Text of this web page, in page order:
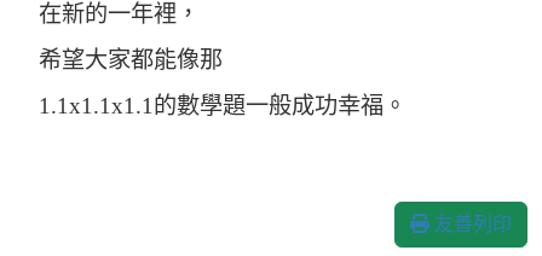
在新的一年裡，
希望大家都能像那
1.1x1.1x1.1的數學題一般成功幸福。
友善列印